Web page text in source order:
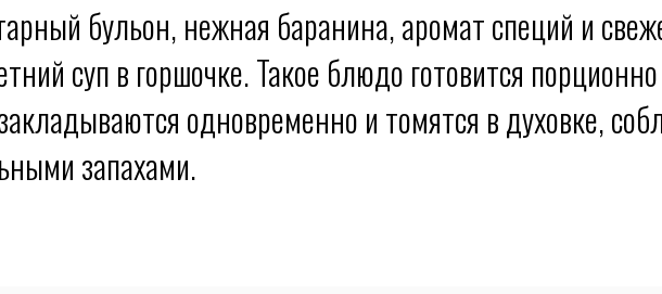
бульон, нежная баранина, аромат специй и
суп в горшочке. Такое блюдо готовится
одновременно и томятся в духовке,
запахами.